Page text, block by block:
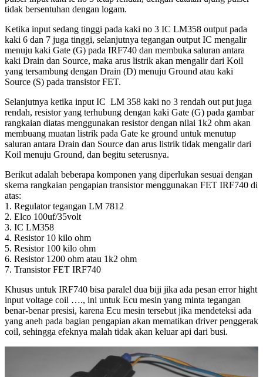
tidak bersentuhan dengan logam.
Ketika input sedang tinggi pada kaki no 3 IC LM358 output pada
kaki 6 dan 7 juga tinggi, selanjutnya tegangan output IC mengalir
menuju kaki Gate (G) pada IRF740 dan membuka saluran antara
kaki Drain dan Source, maka arus listrik akan mengalir dari Koil
yang tersambung dengan Drain (D) menuju Ground atau kaki
Source (S) pada transistor FET.
Selanjutnya ketika input IC LM 358 kaki no 3 rendah out put juga
rendah, resistor yang terhubung dengan kaki Gate (G) pada gambar
rangkaian diatas menggunakan resistor dengan nilai 1k2 ohm akan
membuang muatan listrik pada Gate ke ground untuk menutup
saluran antara Drain dan Source dan arus listrik tidak mengalir dari
Koil menuju Ground, dan begitu seterusnya.
Berikut adalah beberapa komponen yang diperlukan sesuai dengan
skema rangkaian pengapian transistor menggunakan FET IRF740 di
atas:
1. Regulator tegangan LM 7812
2. Elco 100uf/35volt
3. IC LM358
4. Resistor 10 kilo ohm
5. Resistor 100 kilo ohm
6. Resistor 1200 ohm atau 1k2 ohm
7. Transistor FET IRF740
Khusus untuk IRF740 bisa paralel dua biji jika ada pesan error hight
input voltage coil …., ini untuk Ecu mesin yang minta tegangan
benar-benar presisi, karena Ecu mesin tersebut jika mendeteksi ada
yang aneh pada bagian pengapian akan mematikan driver penggerak
coil, sehingga efeknya malah tidak akan keluar api dari busi.